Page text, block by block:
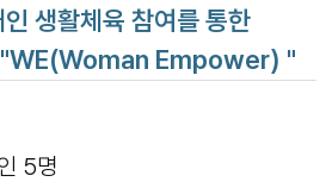
생활체육 참여를 통한
"WE(Woman Empower) "
5명